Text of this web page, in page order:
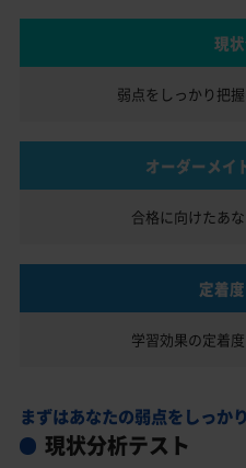
現
弱点をしっかり把
オーダーメイ
合格に向けたあ
定着
学習効果の定着
まずはあなたの弱点をしっか
現状分析テスト